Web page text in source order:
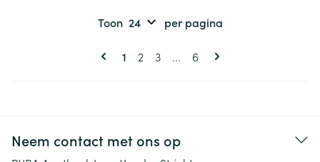
Pagina's
U lees momenteel pagina
1 Pagina
2 Pagina
3 ... Pagina
6
Toon per pagina
Neem contact met ons op